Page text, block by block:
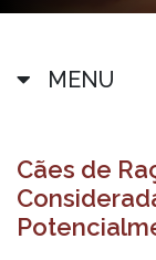
MENU
Cães de